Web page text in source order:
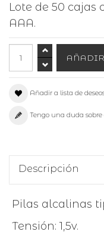
Lote de 50 cajas
AAA.
Añadir a lista de
Tengo una duda
Descripción
Pilas alcalinas
Tensión: 1,5v.